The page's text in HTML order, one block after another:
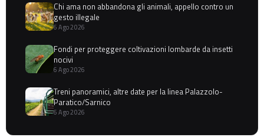
Chi ama non abbandona gli animali, appello contro un
gesto illegale
6 Ago 2026
Fondi per proteggere coltivazioni lombarde da insetti
nocivi
6 Ago 2026
Treni panoramici, altre date per la linea Palazzolo-
Paratico/Sarnico
6 Ago 2026